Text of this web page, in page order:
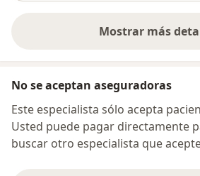
Mostrar mássobre
No se aceptan aseguradoras
Este especialista sólo acepta
Usted puede pagar directamente
buscar otro especialista que